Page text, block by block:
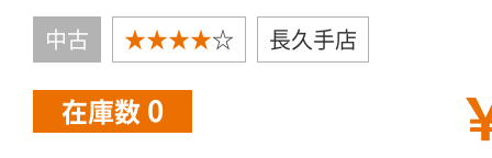
中古 ★★★★☆ 長久手店
在庫数 0